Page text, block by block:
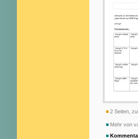
2 Seiten,
Mehr von